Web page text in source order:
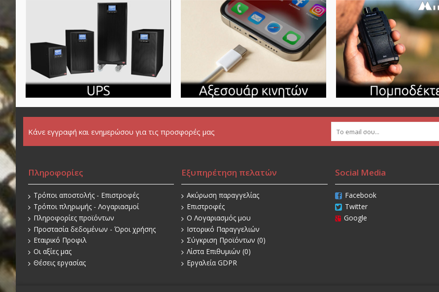
Κάνε εγγραφή και ενημερώσου για τις προσφορές μας
Πληροφορίες
Τρόποι αποστολής - Επιστροφές
Τρόποι πληρωμής - Λογαριασμοί
Πληροφορίες προϊόντων
Προστασία δεδομένων - Όροι χρήσης
Εταιρικό Προφιλ
Οι αξίες μας
Θέσεις εργασίας
Εξυπηρέτηση πελατών
Ακύρωση παραγγελίας
Επιστροφές
O Λογαριασμός μου
Ιστορικό Παραγγελιών
Σύγκριση Προϊόντων (0)
Λίστα Επιθυμιών (0)
Εργαλεία GDPR
Social Media
Facebook
Twitter
Google